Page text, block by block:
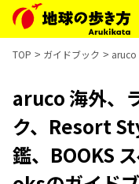
TOP ガイドブック aruco
aruco 海外、
ク、Resort
鑑、BOOKS